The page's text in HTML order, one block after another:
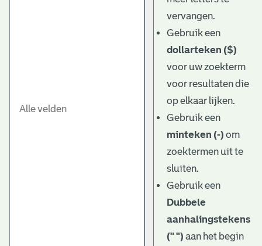
vervangen.
Gebruik een
dollarteken ($)
voor uw zoekterm
voor resultaten die
op elkaar lijken.
Gebruik een
minteken (-) om
zoektermen uit te
sluiten.
Gebruik een
Dubbele
aanhalingstekens
(" ") aan het begin